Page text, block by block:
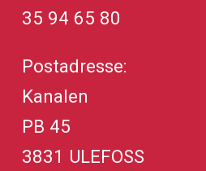
35 94 65 80
Postadresse:
Kanalen
PB 45
3831 ULEFOSS